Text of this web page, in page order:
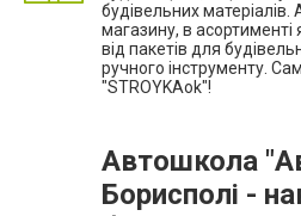
будівельних матеріалів.
магазину, в
від пакетів для
ручного інструменту.
"STROYKAok"!
Автошкола
Борисполі -